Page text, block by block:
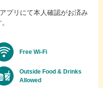
プリにて本人確認がお済み
Free Wi-Fi
Outside Food & Drinks
Allowed